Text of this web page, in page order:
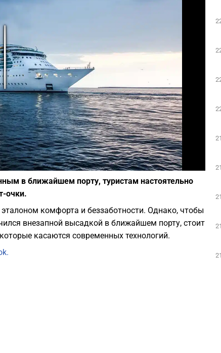
Play
Фото: pixabay
в ближайшем порту, туристам настоятельно
очки.
комфорта и беззаботности. Однако, чтобы
внезапной высадкой в ближайшем порту, стоит
касаются современных технологий.